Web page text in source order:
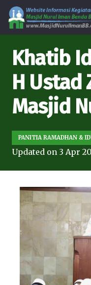
Khatib
H Ustad
Masjid
PANITIA RAMADHAN &
Updated on 3 Apr